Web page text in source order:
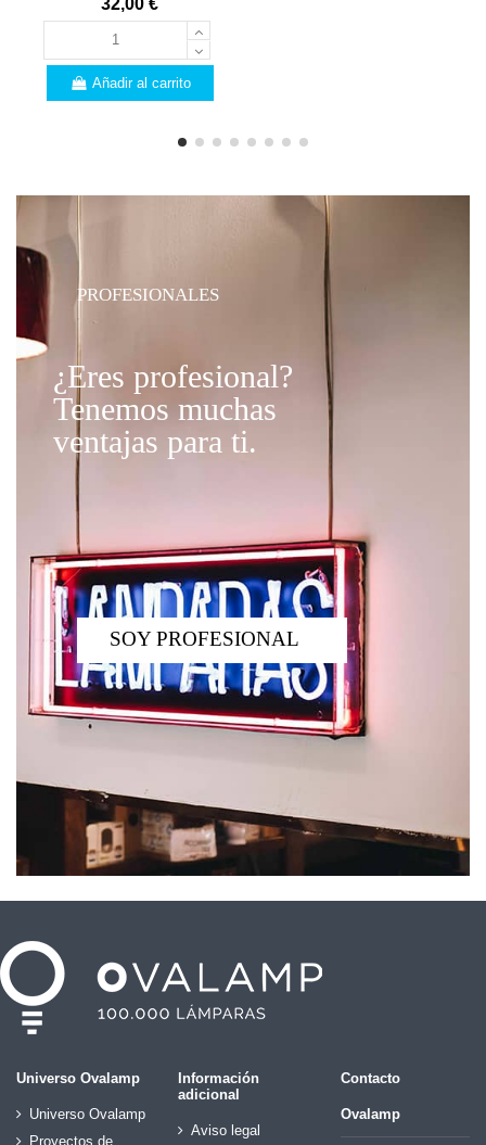
Añadir al carrito
PROFESIONALES
¿Eres profesional?
Tenemos muchas
ventajas para ti.
SOY PROFESIONAL
Universo Ovalamp
Universo Ovalamp
Proyectos de
Información
adicional
Aviso legal
Contacto
Ovalamp